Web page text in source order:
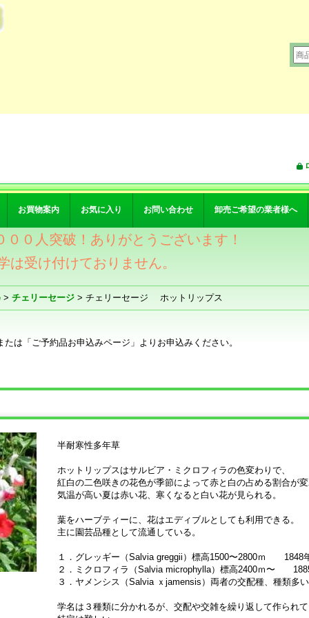
お買物案内 お気に入り お問い合わせ 卸売ご希望の業者様へ
０人突破！ありがとうございます！
は受け付けておりません。
> チェリーセージ > チェリーセージ ホットリップス
は「ご予約品お申込みページ」よりお申込みください。
半耐寒性多年草
ホットリップスはサルビア・ミクロフィラの色変わりで、
紅白の二色咲きの花色が季節によって赤と白の占める割合が
気温が高い夏は赤い花、寒くなると白い花が見られる。
葉をハーブティーに、花はエディブルとしても利用できる。
主に園芸品種として流通している。
１．グレッギー（Salvia greggii）標高1500〜2800ｍ 1848
２．ミクロフィラ（Salvia microphylla）標高2400ｍ〜
３．ヤメンシス（Salvia ｘjamensis）両者の交配種、種類多
学名は３種類に分かれるが、交配や交雑を繰り返して作られ